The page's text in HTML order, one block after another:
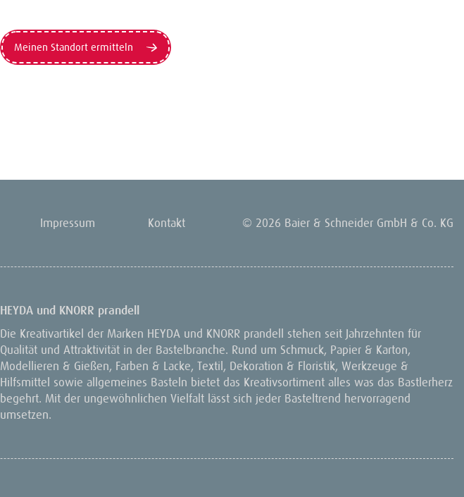
Meinen Standort ermitteln
Impressum Kontakt © 2026 Baier & Schneider GmbH & Co. KG
HEYDA und KNORR prandell
Die Kreativartikel der Marken HEYDA und KNORR prandell stehen seit Jahrzehnten für
Qualität und Attraktivität in der Bastelbranche. Rund um Schmuck, Papier & Karton,
Modellieren & Gießen, Farben & Lacke, Textil, Dekoration & Floristik, Werkzeuge &
Hilfsmittel sowie allgemeines Basteln bietet das Kreativsortiment alles was das Bastlerherz
begehrt. Mit der ungewöhnlichen Vielfalt lässt sich jeder Basteltrend hervorragend
umsetzen.